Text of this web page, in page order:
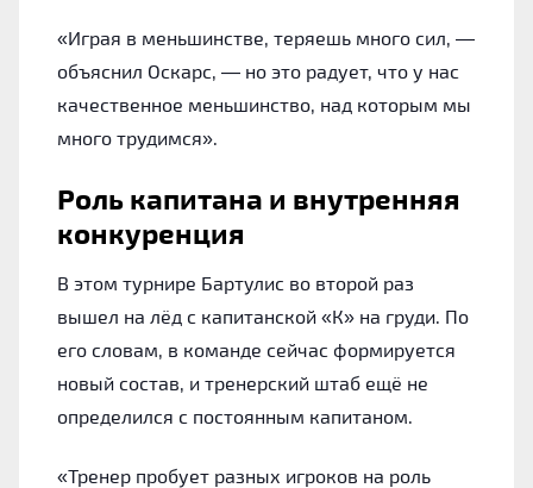
«Играя в меньшинстве, теряешь много сил, —
объяснил Оскарс, — но это радует, что у нас
качественное меньшинство, над которым мы
много трудимся».
Роль капитана и внутренняя
конкуренция
В этом турнире Бартулис во второй раз
вышел на лёд с капитанской «К» на груди. По
его словам, в команде сейчас формируется
новый состав, и тренерский штаб ещё не
определился с постоянным капитаном.
«Тренер пробует разных игроков на роль